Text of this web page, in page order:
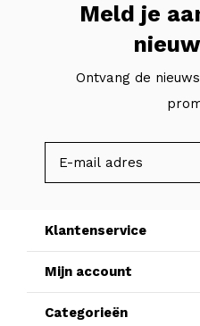
Meld je
Ontvang de
Klantenservice
Mijn account
Categorieën